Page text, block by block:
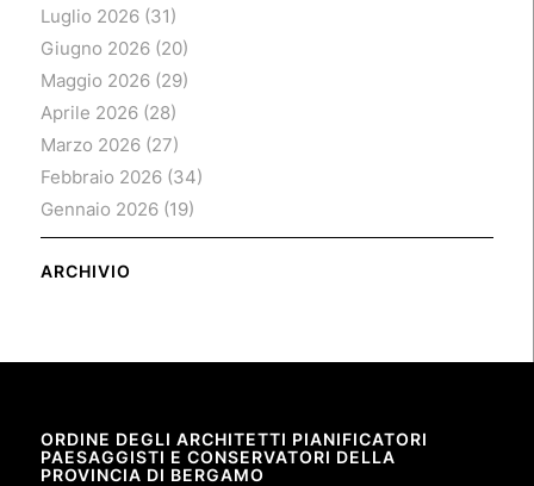
Luglio 2026(31)
Giugno 2026(20)
Maggio 2026(29)
Aprile 2026(28)
Marzo 2026(27)
Febbraio 2026(34)
Gennaio 2026(19)
ARCHIVIO
ORDINE DEGLI ARCHITETTI PIANIFICATORI
PAESAGGISTI E CONSERVATORI DELLA
PROVINCIA DI BERGAMO